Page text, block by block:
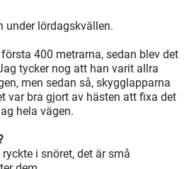
under lördagskvällen.
400 metrarna, sedan blev det
tycker nog att han varit allra
men sedan så, skygglapparna
var bra gjort av hästen att fixa det
hela vägen.
i snöret, det är små